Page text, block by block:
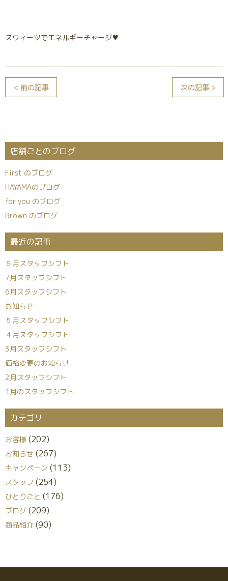
スウィーツでエネルギーチャージ♥
< 前の記事 次の記事 >
店舗ごとのブログ
First のブログ
HAYAMAのブログ
for you のブログ
Brown のブログ
最近の記事
８月スタッフシフト
7月スタッフシフト
6月スタッフシフト
お知らせ
５月スタッフシフト
４月スタッフシフト
3月スタッフシフト
価格変更のお知らせ
2月スタッフシフト
1月のスタッフシフト
カテゴリ
お客様 (202)
お知らせ (267)
キャンペーン (113)
スタッフ (254)
ひとりごと (176)
ブログ (209)
商品紹介 (90)